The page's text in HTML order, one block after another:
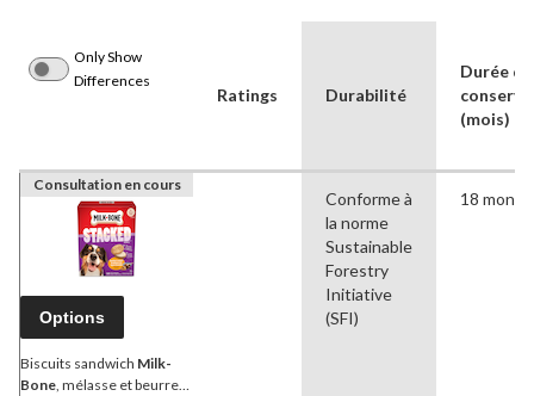
Only Show
Differences
Ratings Durabilité
Durée de
(mois)
Consultation en cours
Options
Biscuits sandwich Milk-
Bone, mélasse et beurre
Conforme à
la norme
Sustainable
Forestry
Initiative
(SFI)
18 mon